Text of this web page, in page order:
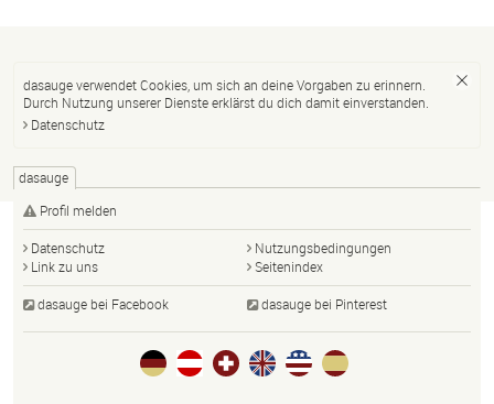
dasauge verwendet Cookies, um sich an deine Vorgaben zu erinnern.
Durch Nutzung unserer Dienste erklärst du dich damit einverstanden.
Datenschutz
dasauge
Profil melden
Datenschutz
Nutzungsbedingungen
Link zu uns
Seitenindex
dasauge bei Facebook dasauge bei Pinterest